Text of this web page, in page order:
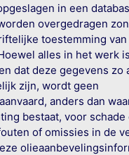
in een
overgedragen
toestemming
alles in het werk
dat deze gegevens zo
zijn, wordt geen
anders dan
bestaat, voor schade
of omissies in de